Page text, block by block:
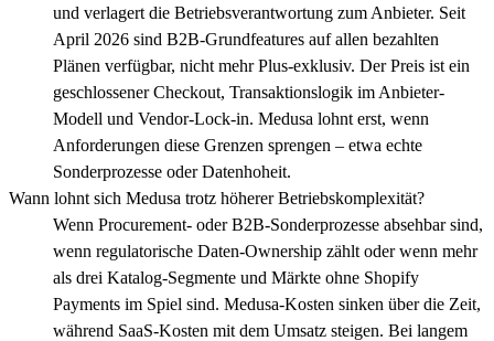
und verlagert die Betriebsverantwortung zum Anbieter. Seit
April 2026 sind B2B-Grundfeatures auf allen bezahlten
Plänen verfügbar, nicht mehr Plus-exklusiv. Der Preis ist ein
geschlossener Checkout, Transaktionslogik im Anbieter-
Modell und Vendor-Lock-in. Medusa lohnt erst, wenn
Anforderungen diese Grenzen sprengen – etwa echte
Sonderprozesse oder Datenhoheit.
Wann lohnt sich Medusa trotz höherer Betriebskomplexität?
Wenn Procurement- oder B2B-Sonderprozesse absehbar sind,
wenn regulatorische Daten-Ownership zählt oder wenn mehr
als drei Katalog-Segmente und Märkte ohne Shopify
Payments im Spiel sind. Medusa-Kosten sinken über die Zeit,
während SaaS-Kosten mit dem Umsatz steigen. Bei langem